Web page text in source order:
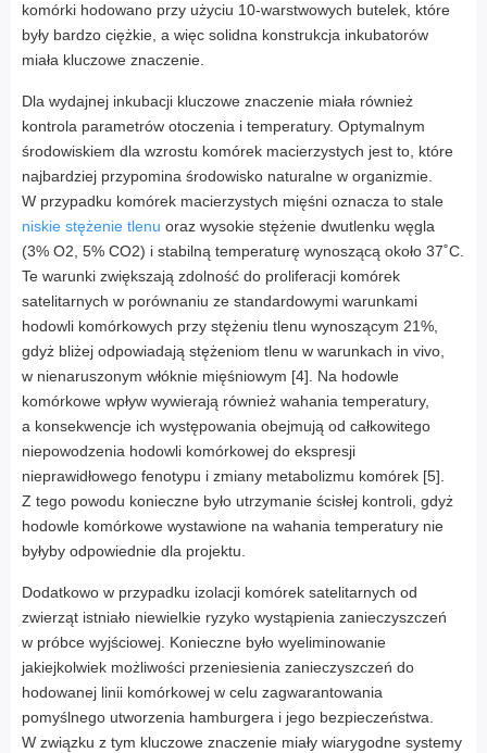
komórki hodowano przy użyciu 10-warstwowych butelek, które
były bardzo ciężkie, a więc solidna konstrukcja inkubatorów
miała kluczowe znaczenie.
Dla wydajnej inkubacji kluczowe znaczenie miała również
kontrola parametrów otoczenia i temperatury. Optymalnym
środowiskiem dla wzrostu komórek macierzystych jest to, które
najbardziej przypomina środowisko naturalne w organizmie.
W przypadku komórek macierzystych mięśni oznacza to stale
niskie stężenie tlenu oraz wysokie stężenie dwutlenku węgla
(3% O2, 5% CO2) i stabilną temperaturę wynoszącą około 37˚C.
Te warunki zwiększają zdolność do proliferacji komórek
satelitarnych w porównaniu ze standardowymi warunkami
hodowli komórkowych przy stężeniu tlenu wynoszącym 21%,
gdyż bliżej odpowiadają stężeniom tlenu w warunkach in vivo,
w nienaruszonym włóknie mięśniowym [4]. Na hodowle
komórkowe wpływ wywierają również wahania temperatury,
a konsekwencje ich występowania obejmują od całkowitego
niepowodzenia hodowli komórkowej do ekspresji
nieprawidłowego fenotypu i zmiany metabolizmu komórek [5].
Z tego powodu konieczne było utrzymanie ścisłej kontroli, gdyż
hodowle komórkowe wystawione na wahania temperatury nie
byłyby odpowiednie dla projektu.
Dodatkowo w przypadku izolacji komórek satelitarnych od
zwierząt istniało niewielkie ryzyko wystąpienia zanieczyszczeń
w próbce wyjściowej. Konieczne było wyeliminowanie
jakiejkolwiek możliwości przeniesienia zanieczyszczeń do
hodowanej linii komórkowej w celu zagwarantowania
pomyślnego utworzenia hamburgera i jego bezpieczeństwa.
W związku z tym kluczowe znaczenie miały wiarygodne systemy